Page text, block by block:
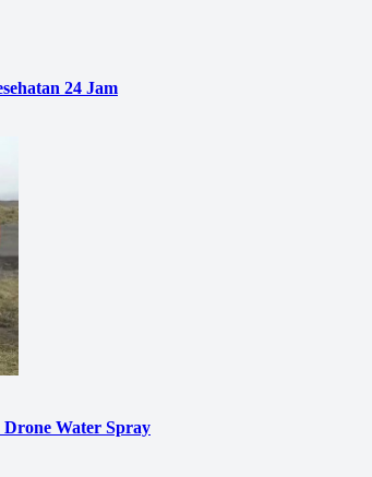
24 Jam
Water Spray